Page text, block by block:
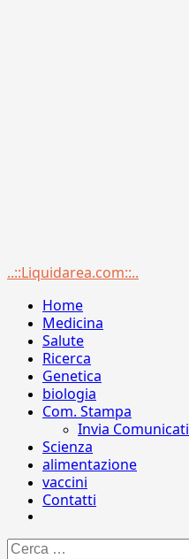
Menu
..::Liquidarea.com::..
Home
Medicina
Salute
Ricerca
Genetica
biologia
Com. Stampa
Invia Comunicati
Scienza
alimentazione
vaccini
Contatti
Ricerca